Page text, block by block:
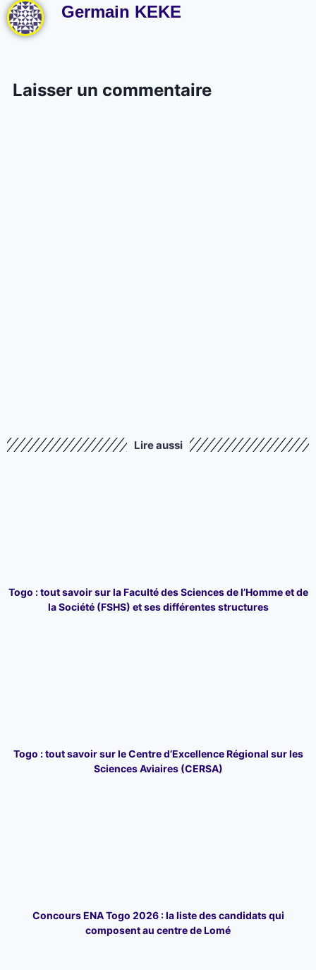
Germain KEKE
Laisser un commentaire
Lire aussi
Togo : tout savoir sur la Faculté des Sciences de l’Homme et de
la Société (FSHS) et ses différentes structures
Togo : tout savoir sur le Centre d’Excellence Régional sur les
Sciences Aviaires (CERSA)
Concours ENA Togo 2026 : la liste des candidats qui
composent au centre de Lomé